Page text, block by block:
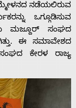
ನಡೆಯಲಿರುವ
ಒಗ್ಗೂಡಿಸುವ
ಮಜ್ದೂರ್ ಸಂಘದ
ಈ ಸಮಾವೇಶದ
ಕೇರಳ ರಾಜ್ಯ